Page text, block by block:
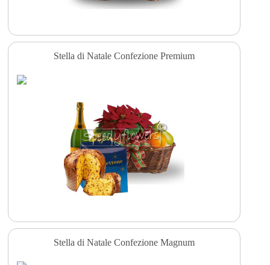
Stella di Natale Confezione Premium
Stella di Natale Confezione Magnum